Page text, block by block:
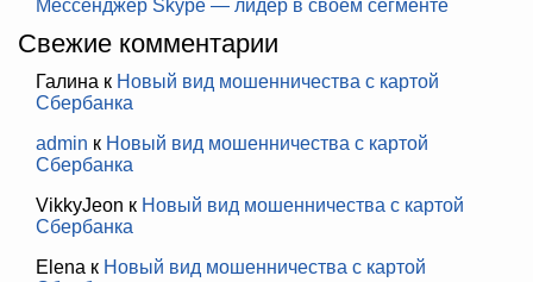
Мессенджер Skype — лидер в своём сегменте
Свежие комментарии
Галина к Новый вид мошенничества с картой
Сбербанка
admin к Новый вид мошенничества с картой
Сбербанка
VikkyJeon к Новый вид мошенничества с картой
Сбербанка
Elena к Новый вид мошенничества с картой